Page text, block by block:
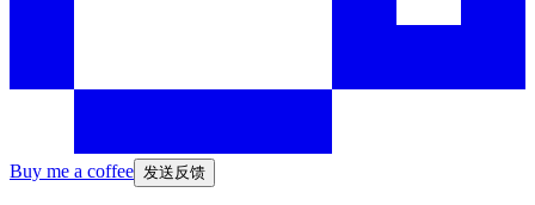
Buy me a coffee 发送反馈